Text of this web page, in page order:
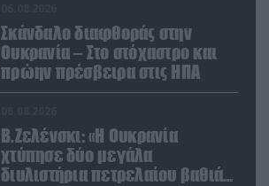
Σκάνδαλο διαφθοράς στην
Ουκρανία – Στο στόχαστρο και
πρώην πρέσβειρα στις ΗΠΑ
Β.Ζελένσκι: «Η Ουκρανία
χτύπησε δύο μεγάλα
διυλιστήρια πετρελαίου βαθιά